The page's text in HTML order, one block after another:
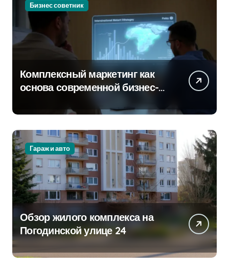
Бизнес советник
Комплексный маркетинг как
основа современной бизнес-
Гараж и авто
Обзор жилого комплекса на
Погодинской улице 24